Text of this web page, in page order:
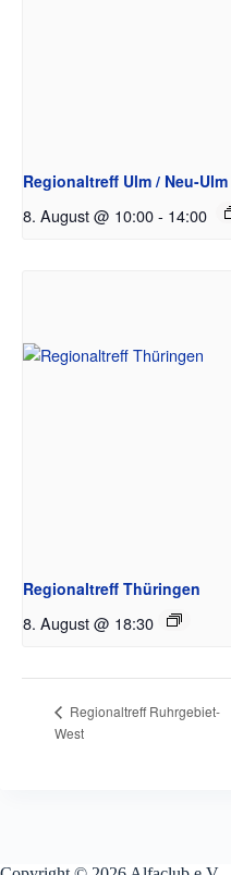
Regionaltreff Ulm / Neu-Ulm
8. August @ 10:00- 14:00
Regionaltreff Thüringen
8. August @ 18:30
Regionaltreff Ruhrgebiet-
West